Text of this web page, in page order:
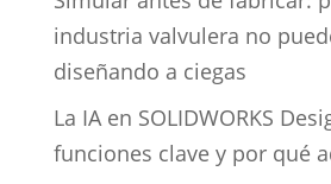
industria valvulera no
diseñando a ciegas
La IA en SOLIDWORKS
funciones clave y por qué